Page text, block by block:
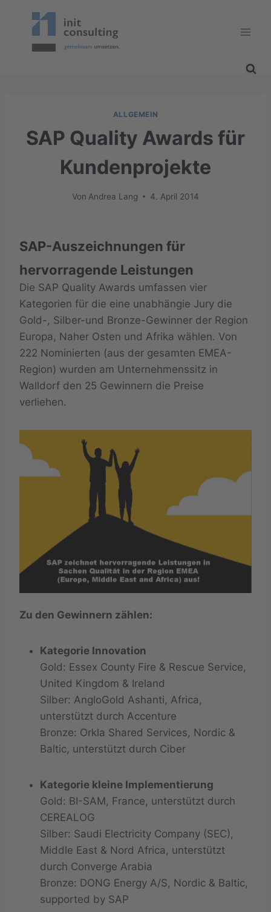
ALLGEMEIN
SAP Quality Awards für
Kundenprojekte
Von Andrea Lang 4. April 2014
SAP-Auszeichnungen für
hervorragende Leistungen
Die SAP Quality Awards umfassen vier
Kategorien für die eine unabhängie Jury die
Gold-, Silber-und Bronze-Gewinner der Region
Europa, Naher Osten und Afrika wählen. Von
222 Nominierten (aus der gesamten EMEA-
Region) wurden am Unternehmenssitz in
Walldorf den 25 Gewinnern die Preise
verliehen.
Zu den Gewinnern zählen:
Kategorie Innovation
Gold: Essex County Fire & Rescue Service,
United Kingdom & Ireland
Silber: AngloGold Ashanti, Africa,
unterstützt durch Accenture
Bronze: Orkla Shared Services, Nordic &
Baltic, unterstützt durch Ciber
Kategorie kleine Implementierung
Gold: BI-SAM, France, unterstützt durch
CEREALOG
Silber: Saudi Electricity Company (SEC),
Middle East & Nord Africa, unterstützt
durch Converge Arabia
Bronze: DONG Energy A/S, Nordic & Baltic,
supported by SAP